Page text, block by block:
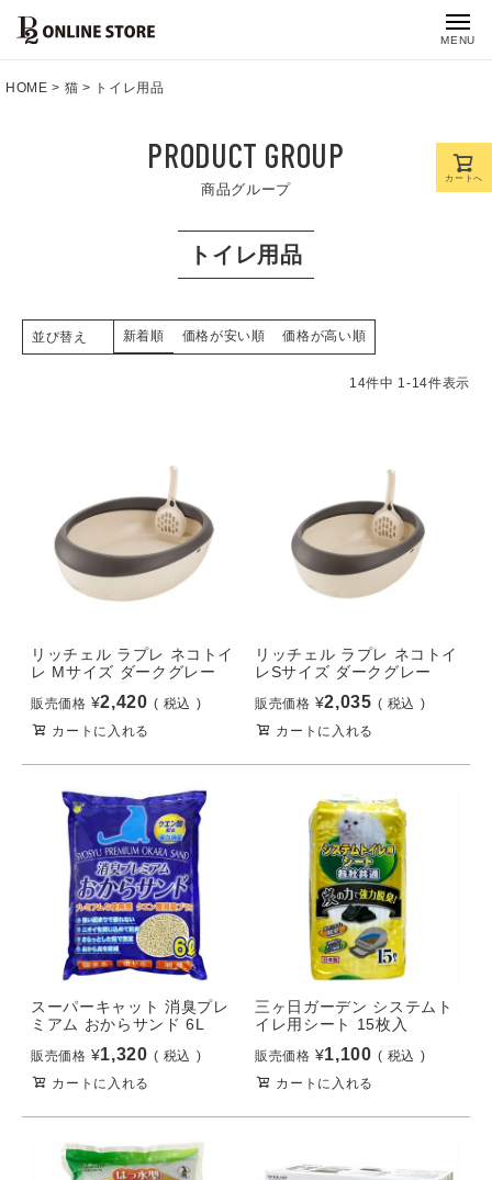
MENU
HOME 猫 トイレ用品
PRODUCT GROUP
商品グループ
トイレ用品
並び替え 新着順 価格が安い順 価格が高い順
14件中 1-14件表示
リッチェル ラプレ ネコトイ
レ Mサイズ ダークグレー
販売価格 ¥2,420
税込
カートに入れる
リッチェル ラプレ ネコトイ
レSサイズ ダークグレー
販売価格 ¥2,035
税込
カートに入れる
スーパーキャット 消臭プレ
ミアム おからサンド 6L
販売価格 ¥1,320
税込
カートに入れる
三ヶ日ガーデン システムト
イレ用シート 15枚入
販売価格 ¥1,100
税込
カートに入れる
カートへ